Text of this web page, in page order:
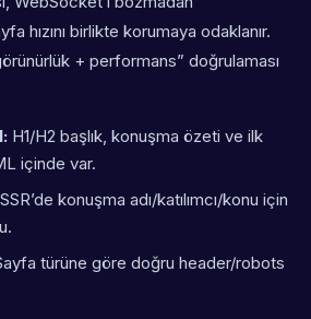
hızını birlikte korumaya odaklanır.
+ performans” doğrulaması
H1/H2 başlık, konuşma özeti ve ilk
içinde var.
SSR’de konuşma adı/katılımcı/konu için
türüne göre doğru header/robots